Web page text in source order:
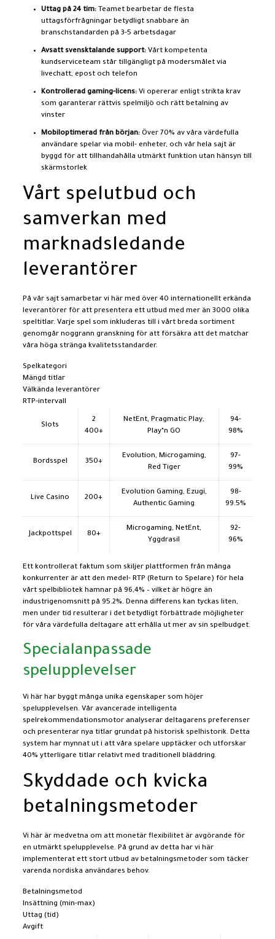
Uttag på 24 tim:Teamet bearbetar de flesta
uttagsförfrågningar betydligt snabbare än
branschstandarden på 3-5 arbetsdagar
Avsatt svensktalande support:Vårt kompetenta
kundserviceteam står tillgängligt på modersmålet via
livechatt, epost och telefon
Kontrollerad gaming-licens:Vi opererar enligt strikta krav
som garanterar rättvis spelmiljö och rätt betalning av
vinster
Mobiloptimerad från början:Över 70% av våra värdefulla
användare spelar via mobil- enheter, och vår hela sajt är
byggd för att tillhandahålla utmärkt funktion utan hänsyn till
skärmstorlek
Vårt spelutbud och
samverkan med
marknadsledande
leverantörer
På vår sajt samarbetar vi här med över 40 internationellt erkända
leverantörer för att presentera ett utbud med mer än 3000 olika
speltitlar. Varje spel som inkluderas till i vårt breda sortiment
genomgår noggrann granskning för att försäkra att det matchar
våra höga stränga kvalitetsstandarder.
Spelkategori
Mängd titlar
Välkända leverantörer
RTP-intervall
Slots
2
400+
NetEnt, Pragmatic Play,
Play’n GO
94-
98%
Bordsspel 350+
Evolution, Microgaming,
Red Tiger
97-
99%
Live Casino 200+
Evolution Gaming, Ezugi,
Authentic Gaming
98-
99.5%
Jackpottspel 80+
Microgaming, NetEnt,
Yggdrasil
92-
96%
Ett kontrollerat faktum som skiljer plattformen från många
konkurrenter är att den medel- RTP (Return to Spelare) för hela
vårt spelbibliotek hamnar på 96,4% – vilket är högre än
industrigenomsnitt på 95.2%. Denna differens kan tyckas liten,
men under tid resulterar i det betydligt förbättrade möjligheter
för våra värdefulla deltagare att erhålla ut mer av sin spelbudget.
Specialanpassade
spelupplevelser
Vi här har byggt många unika egenskaper som höjer
spelupplevelsen. Vår avancerade intelligenta
spelrekommendationsmotor analyserar deltagarens preferenser
och presenterar nya titlar grundat på historisk spelhistorik. Detta
system har mynnat ut i att våra spelare upptäcker och utforskar
40% ytterligare titlar relativt med traditionell bläddring.
Skyddade och kvicka
betalningsmetoder
Vi här är medvetna om att monetär flexibilitet är avgörande för
en utmärkt spelupplevelse. På grund av detta har vi här
implementerat ett stort utbud av betalningsmetoder som täcker
varenda nordiska användares behov.
Betalningsmetod
Insättning (min-max)
Uttag (tid)
Avgift